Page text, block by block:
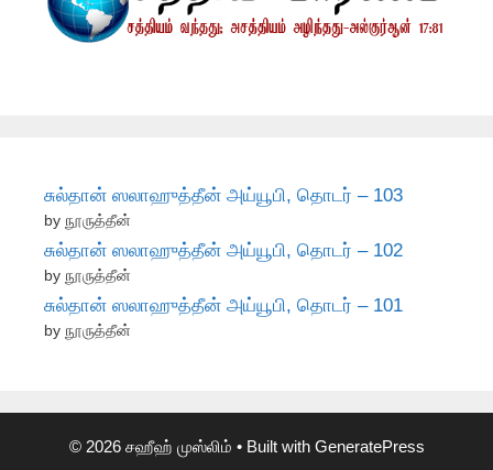
சுல்தான் ஸலாஹுத்தீன் அய்யூபி, தொடர் – 103
by நூருத்தீன்
சுல்தான் ஸலாஹுத்தீன் அய்யூபி, தொடர் – 102
by நூருத்தீன்
சுல்தான் ஸலாஹுத்தீன் அய்யூபி, தொடர் – 101
by நூருத்தீன்
© 2026 சஹீஹ் முஸ்லிம் • Built with GeneratePress